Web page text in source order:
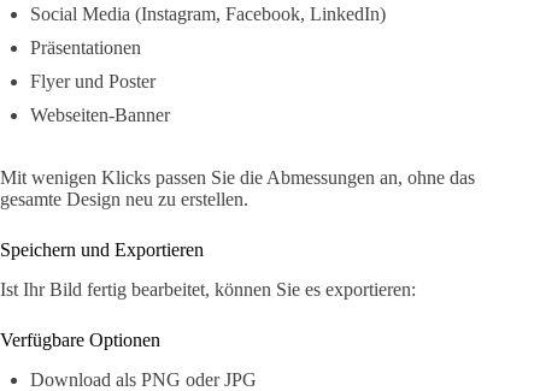
Social Media (Instagram, Facebook, LinkedIn)
Präsentationen
Flyer und Poster
Webseiten-Banner
Mit wenigen Klicks passen Sie die Abmessungen an, ohne das
gesamte Design neu zu erstellen.
Speichern und Exportieren
Ist Ihr Bild fertig bearbeitet, können Sie es exportieren:
Verfügbare Optionen
Download als PNG oder JPG